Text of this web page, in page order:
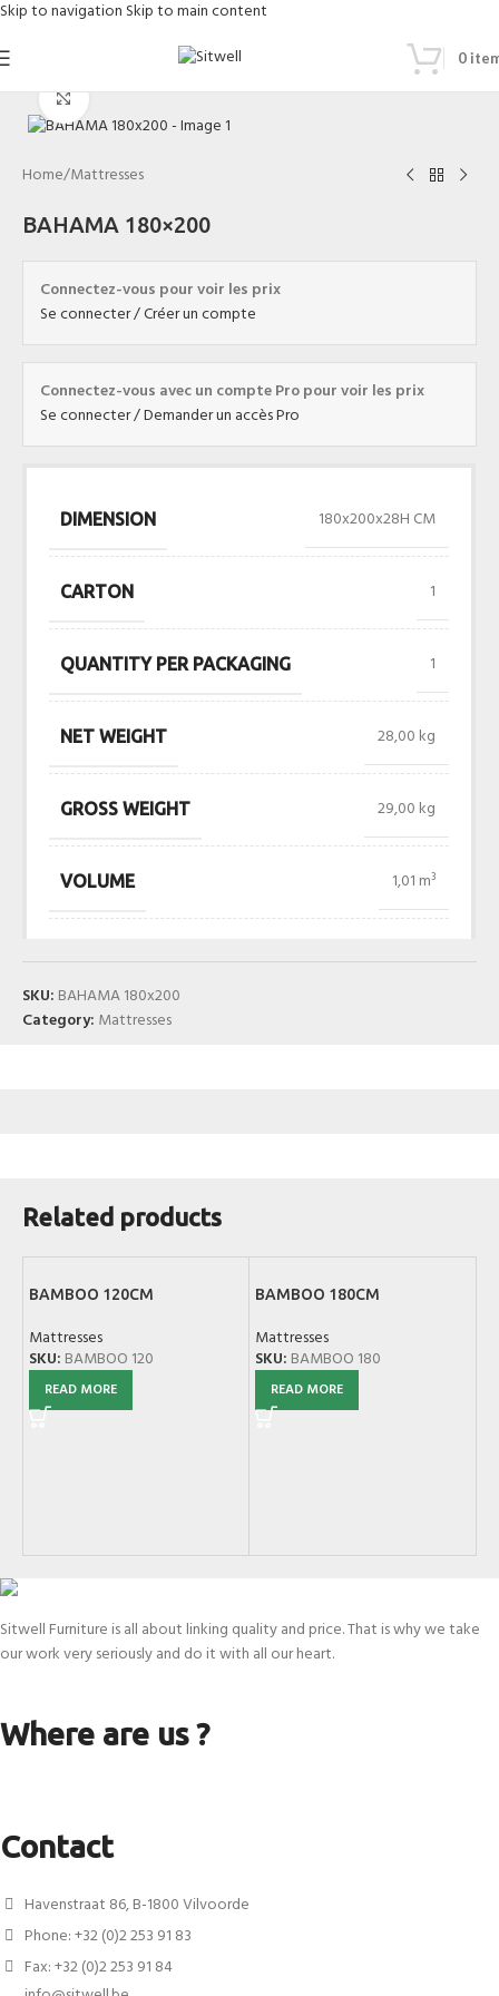
Skip to navigation Skip to main content
0
Click to enlarge
Home/Mattresses
BAHAMA 180×200
Connectez-vous pour voir les prix
Se connecter / Créer un compte
Connectez-vous avec un compte Pro pour voir les prix
Se connecter / Demander un accès Pro
DIMENSION 180x200x28H CM
CARTON 1
QUANTITY PER PACKAGING 1
NET WEIGHT 28,00 kg
GROSS WEIGHT 29,00 kg
VOLUME 1,01 m³
SKU: BAHAMA 180x200
Category: Mattresses
Related products
BAMBOO 120CM
Mattresses
SKU: BAMBOO 120
READ MORE
BAMBOO 180CM
Mattresses
SKU: BAMBOO 180
READ MORE
Sitwell Furniture is all about linking quality and price. That is why we take
our work very seriously and do it with all our heart.
Where are us ?
Contact
Havenstraat 86, B-1800 Vilvoorde
Phone: +32 (0)2 253 91 83
Fax: +32 (0)2 253 91 84